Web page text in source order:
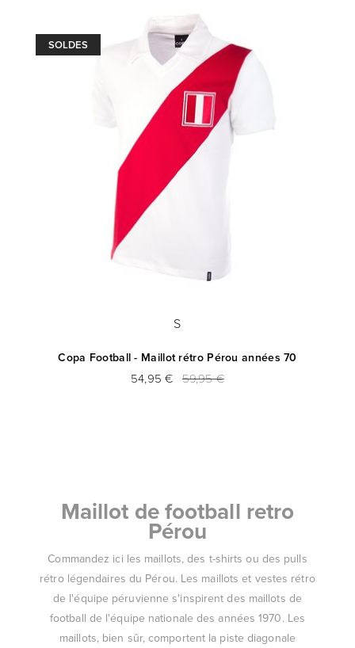
SOLDES
S
Copa Football - Maillot rétro Pérou années 70
54,95 € 59,95 €
Maillot de football retro
Pérou
Commandez ici les maillots, des t-shirts ou des pulls
rétro légendaires du Pérou. Les maillots et vestes rétro
de l'équipe péruvienne s'inspirent des maillots de
football de l'équipe nationale des années 1970. Les
maillots, bien sûr, comportent la piste diagonale